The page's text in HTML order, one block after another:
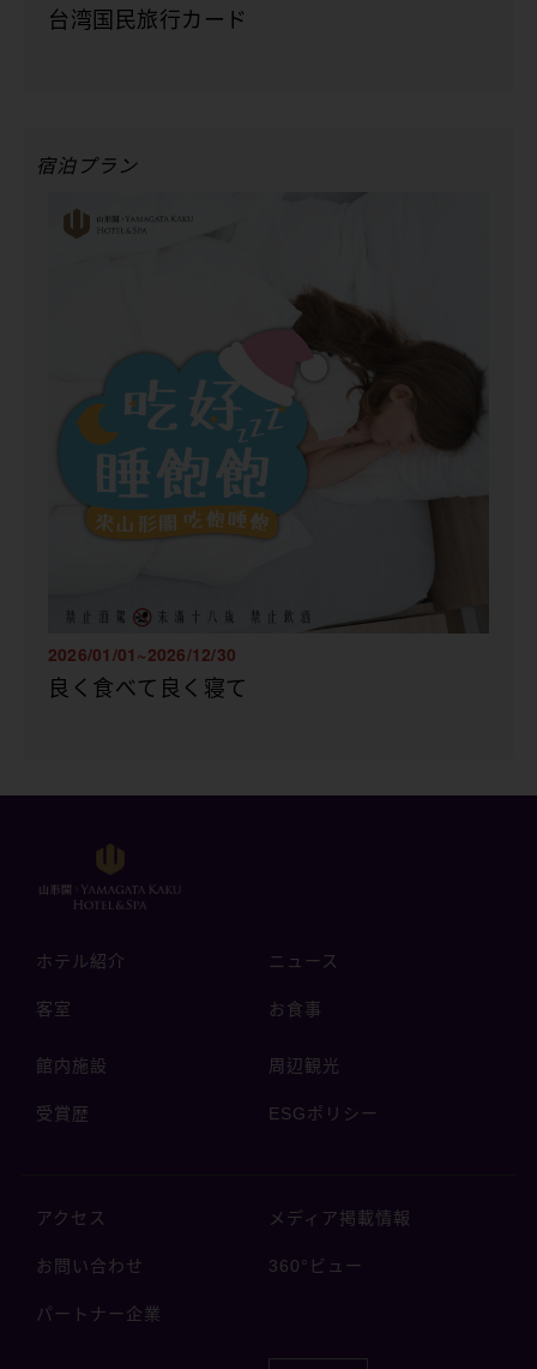
台湾国民旅行カード
宿泊プラン
2026/01/01~2026/12/30
良く食べて良く寝て
ホテル紹介 ニュース
客室 お食事
館内施設 周辺観光
受賞歴 ESGポリシー
アクセス メディア掲載情報
お問い合わせ 360°ビュー
パートナー企業